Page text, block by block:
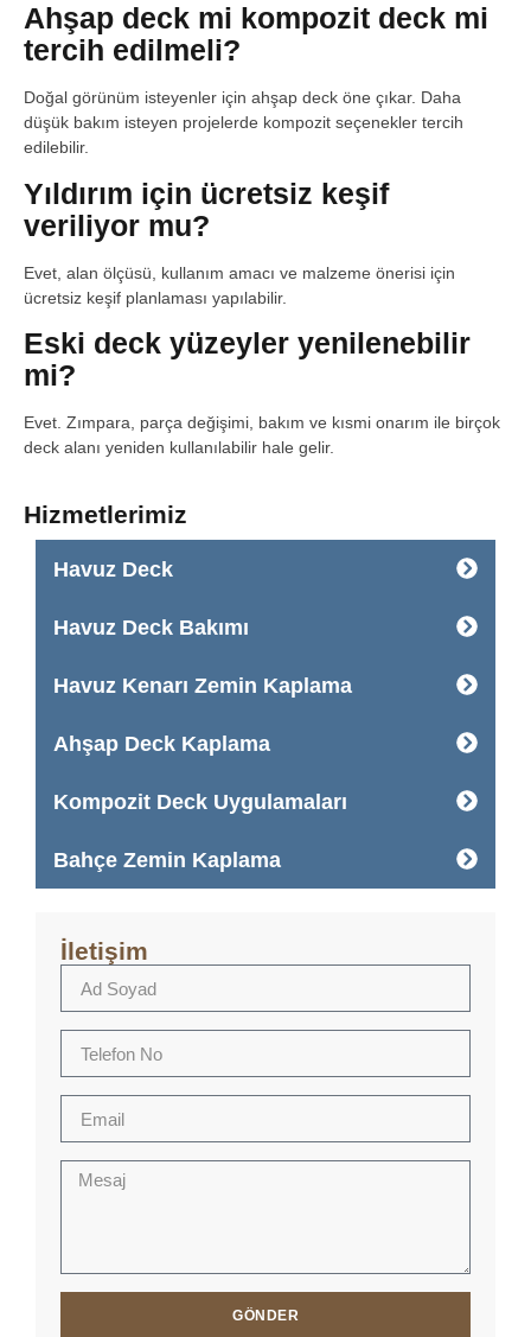
Ahşap deck mi kompozit deck mi
tercih edilmeli?
Doğal görünüm isteyenler için ahşap deck öne çıkar. Daha
düşük bakım isteyen projelerde kompozit seçenekler tercih
edilebilir.
Yıldırım için ücretsiz keşif
veriliyor mu?
Evet, alan ölçüsü, kullanım amacı ve malzeme önerisi için
ücretsiz keşif planlaması yapılabilir.
Eski deck yüzeyler yenilenebilir
mi?
Evet. Zımpara, parça değişimi, bakım ve kısmi onarım ile birçok
deck alanı yeniden kullanılabilir hale gelir.
Hizmetlerimiz
Havuz Deck
Havuz Deck Bakımı
Havuz Kenarı Zemin Kaplama
Ahşap Deck Kaplama
Kompozit Deck Uygulamaları
Bahçe Zemin Kaplama
İletişim
GÖNDER